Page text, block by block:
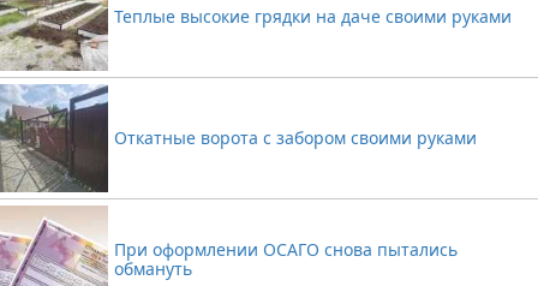
Теплые высокие грядки на даче своими руками
Откатные ворота с забором своими руками
При оформлении ОСАГО снова пытались
обмануть